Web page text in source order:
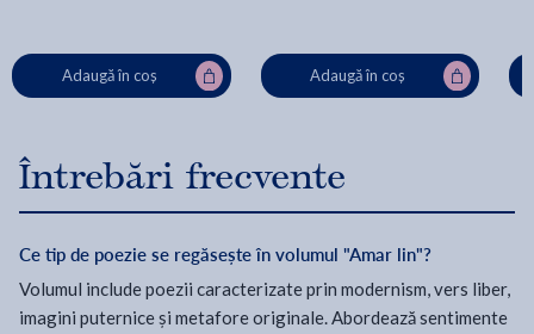
Adaugă în coș Adaugă în coș
Întrebări frecvente
Ce tip de poezie se regăsește în volumul "Amar lin"?
Volumul include poezii caracterizate prin modernism, vers liber,
imagini puternice și metafore originale. Abordează sentimente